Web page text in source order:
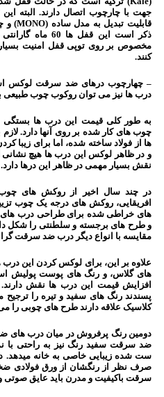
جهت با چارچوب اتصال دارند. البته
ذکر است این قفل
مخصوص بر روی توپی قفل امنیت
کنند.
– چهارچوب درهای ضد سرقت لوکس
درب ها نیز می توان روکوب چوب طبیعی
به طور کلی قیمت این درب ها
چوب های کار شده بر روی آنها دارد.
ها از فولاد ساخته شده، اما برای زیبا
و در ظاهر لوکس این درب ها هیچ
نقش بسیار مهمی در ظاهر این درها دارد.
در چند سال اخیر از روکش های
افریقایی، روکش های درجه یک چوب
های خراطی شده برای طراحی درب
و طرح های برجسته و سلطنتی را شکل
مقایسه با انواع دیگر درب ضد سرقت
علاوه بر این، برای لوکس کردن این
های گلاس، و رنگ های پوست پولیش
افزایش قیمت این درب ها نقش
پسندند رنگ های سفید و تیره را
کلاسیک علاقه دارند طرح های چوبی را
دومین رنگ پرفروش در میان درب
ضد سرقت سفید رنگ نیز به راحتی با
ست شده زیبایی خاصی به خانه
صرف نظر از رنگشان از ورق فولادی
سرقت باکیفیت و مدرن باید عایق صوتی